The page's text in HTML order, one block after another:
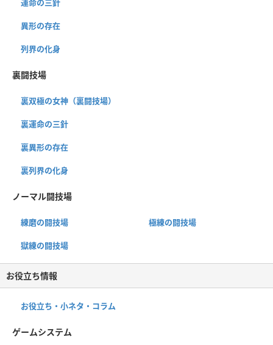
運命の三針
異形の存在
列界の化身
裏闘技場
裏双極の女神（裏闘技場）
裏運命の三針
裏異形の存在
裏列界の化身
ノーマル闘技場
練磨の闘技場 極練の闘技場
獄練の闘技場
お役立ち情報
お役立ち・小ネタ・コラム
ゲームシステム